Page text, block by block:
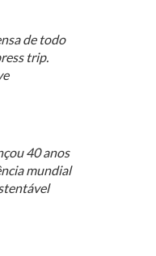
de todo
trip.
40 anos
mundial